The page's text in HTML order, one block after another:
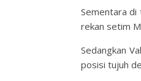
Sementara di
rekan setim
Sedangkan
posisi tujuh